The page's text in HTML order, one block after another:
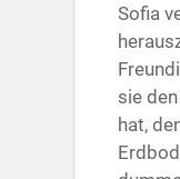
Sofia
sie
hat,